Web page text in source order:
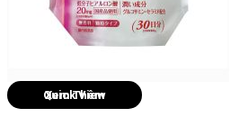
Quick View